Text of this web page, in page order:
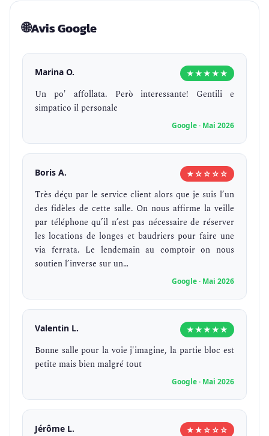
🌐Avis Google
Marina O. ★★★★★
Un po' affollata. Però interessante! Gentili e
simpatico il personale
Google · Mai 2026
Boris A. ★☆☆☆☆
Très déçu par le service client alors que je suis l’un
des fidèles de cette salle. On nous affirme la veille
par téléphone qu’il n’est pas nécessaire de réserver
les locations de longes et baudriers pour faire une
via ferrata. Le lendemain au comptoir on nous
soutien l’inverse sur un…
Google · Mai 2026
Valentin L. ★★★★★
Bonne salle pour la voie j'imagine, la partie bloc est
petite mais bien malgré tout
Google · Mai 2026
Jérôme L. ★★☆☆☆